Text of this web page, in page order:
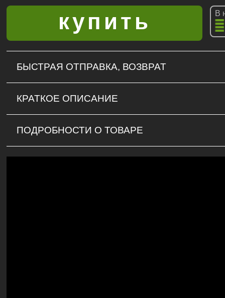
В
БЫСТРАЯ ОТПРАВКА, ВОЗВРАТ
КРАТКОЕ ОПИСАНИЕ
ПОДРОБНОСТИ О ТОВАРЕ